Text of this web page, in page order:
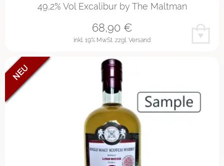
49,2% Vol Excalibur by The Maltman
inkl. 19% MwSt. zzgl. Versand
68,90€